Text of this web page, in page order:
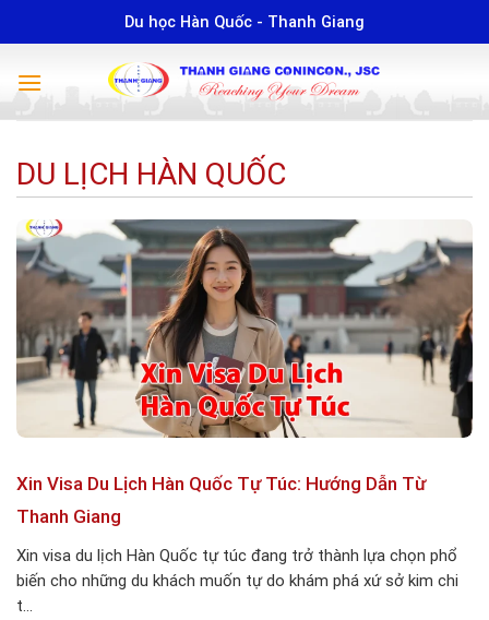
to
Du học Hàn Quốc - Thanh Giang
DU LỊCH HÀN QUỐC
Xin Visa Du Lịch Hàn Quốc Tự Túc: Hướng Dẫn Từ
Thanh Giang
Xin visa du lịch Hàn Quốc tự túc đang trở thành lựa chọn phổ
biến cho những du khách muốn tự do khám phá xứ sở kim chi
t...